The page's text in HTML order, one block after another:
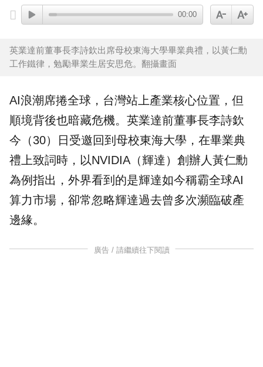
00:00
英業達前董事長李詩欽出席母校東海大學畢業典禮，以黃仁勳
工作鐵律，勉勵畢業生居安思危。翻攝畫面
AI浪潮席捲全球，台灣站上產業核心位置，但
順境背後也暗藏危機。 英業達前董事長李詩欽
今（30）日受邀回到母校東海大學 ，在畢業典
禮上致詞時，以NVIDIA（輝達）創辦人黃仁勳
為例指出，外界看到的是輝達如今稱霸全球AI
算力市場，卻常忽略輝達過去曾多次瀕臨破產
邊緣。
廣告 / 請繼續往下閱讀